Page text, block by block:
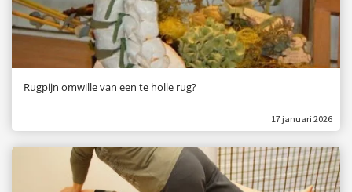
Rugpijn omwille van een te holle rug?
17 januari 2026